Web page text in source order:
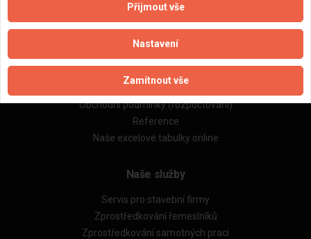
Důležité informace
Naše firmy a řemeslníci
Obchodní podmínky (rozpočtování)
Reference
Naše excelové tabulky online
Naše služby
Servis pro stavební firmy
Zprostředkování řemeslníků
Zprostředkování samotných prací
Přijmout vše
Nastavení
Zamítnout vše